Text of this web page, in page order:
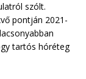
szólt.
pontján 2021-
tartós hóréteg